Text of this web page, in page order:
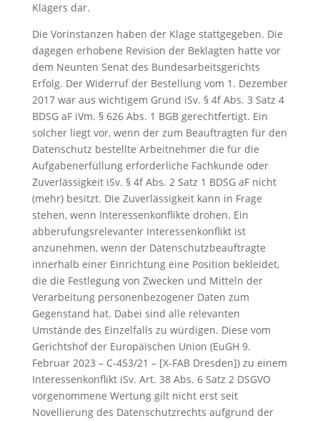
Klägers dar.
Die Vorinstanzen haben der Klage stattgegeben. Die
dagegen erhobene Revision der Beklagten hatte vor
dem Neunten Senat des Bundesarbeitsgerichts
Erfolg. Der Widerruf der Bestellung vom 1. Dezember
2017 war aus wichtigem Grund iSv. § 4f Abs. 3 Satz 4
BDSG aF iVm. § 626 Abs. 1 BGB gerechtfertigt. Ein
solcher liegt vor, wenn der zum Beauftragten für den
Datenschutz bestellte Arbeitnehmer die für die
Aufgabenerfüllung erforderliche Fachkunde oder
Zuverlässigkeit iSv. § 4f Abs. 2 Satz 1 BDSG aF nicht
(mehr) besitzt. Die Zuverlässigkeit kann in Frage
stehen, wenn Interessenkonflikte drohen. Ein
abberufungsrelevanter Interessenkonflikt ist
anzunehmen, wenn der Datenschutzbeauftragte
innerhalb einer Einrichtung eine Position bekleidet,
die die Festlegung von Zwecken und Mitteln der
Verarbeitung personenbezogener Daten zum
Gegenstand hat. Dabei sind alle relevanten
Umstände des Einzelfalls zu würdigen. Diese vom
Gerichtshof der Europäischen Union (EuGH 9.
Februar 2023 – C-453/21 – [X-FAB Dresden]) zu einem
Interessenkonflikt iSv. Art. 38 Abs. 6 Satz 2 DSGVO
vorgenommene Wertung gilt nicht erst seit
Novellierung des Datenschutzrechts aufgrund der